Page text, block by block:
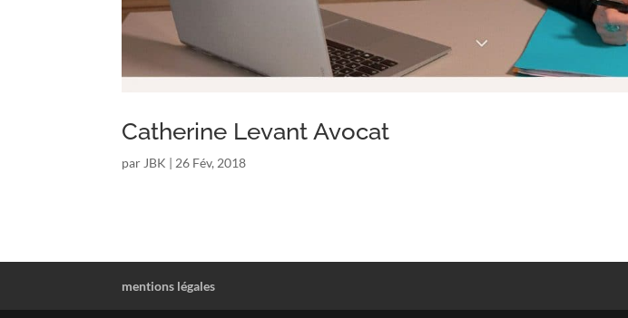
Catherine Levant Avocat
par JBK | 26 Fév, 2018
mentions légales